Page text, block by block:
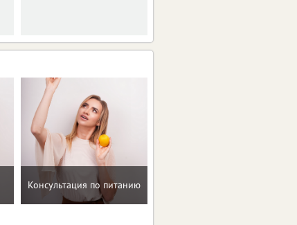
Консультация по питанию